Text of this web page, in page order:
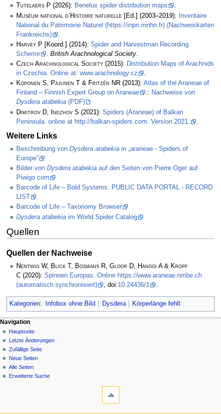
Tutelaers P (2026): Benelux spider distribution maps
.
Muséum national d’Histoire naturelle [Ed.] (2003–2019):
Inventaire
National du Patrimoine Naturel (https://inpn.mnhn.fr) (Nachweiskarten
Frankreichs)
Harvey P [Koord.] (2014): Spider and Harvestman Recording
Scheme
. British Arachnological Society.
Czech Arachnological Society (2015): Distribution Maps of Arachnids
in Czechia. Online at: www.arachnology.cz
.
Koponen S, Pajunen T & Fritzén NR (2013): Atlas of the Araneae of
Finland – Finnish Expert Group on Araneae
.: Nachweise von
Dysdera atabekia (PDF)
Dimitrov D, Indzhov S (2021): Spiders (Araneae) of Balkan
Peninsula. online at http://balkan-spiders.com. Version 2021.
Weitere Links
Beschreibung von Dysdera atabekia in „araneae - Spiders of
Europe”
Bilder von Dysdera atabekia auf den Seiten von Pierre Oger auf
Piwigo.com
Barcode of Life – Bold Systems: PUBLIC DATA PORTAL - RECORD
LIST
Barcode of Life – Taxonomy Browser
Dysdera atabekia im World Spider Catalog
Quellen
Quellen der Nachweise
Nentwig W, Blick T, Bosmans R, Gloor D, Hänggi A & Kropf
C (2020): Spinnen Europas. Online https://www.araneae.nmbe.ch
(automatisch synchronisiert)
, doi:10.24436/1 .
Kategorien: Infobox ohne Bild Dysdera Körperlänge fehlt
Navigation
Hauptseite
Letzte Änderungen
Zufällige Seite
Neue Seiten
Alle Seiten
Erweiterte Suche